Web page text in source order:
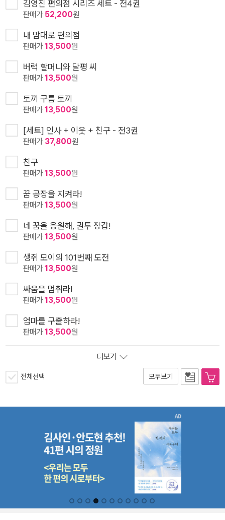
김영진 편의점 시리즈 세트 - 전4권
판매가 52,200원
내 맘대로 편의점
판매가13,500원
버럭 할머니와 달평 씨
판매가13,500원
토끼 구름 토끼
판매가13,500원
[세트] 인사 + 이웃 + 친구 - 전3권
판매가 37,800원
친구
판매가13,500원
꿈 공장을 지켜라!
판매가13,500원
네 꿈을 응원해, 권투 장갑!
판매가13,500원
생쥐 모이의 101번째 도전
판매가13,500원
싸움을 멈춰라!
판매가13,500원
엄마를 구출하라!
판매가13,500원
더보기
전체선택 모두보기